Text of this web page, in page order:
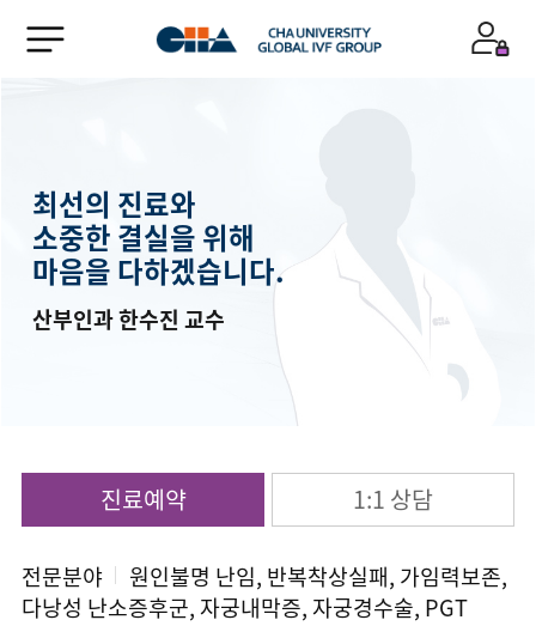
최선의 진료와
소중한 결실을 위해
마음을 다하겠습니다.
산부인과 한수진 교수
진료예약 1:1 상담
전문분야
원인불명 난임, 반복착상실패, 가임력보존,
다낭성 난소증후군, 자궁내막증, 자궁경수술, PGT